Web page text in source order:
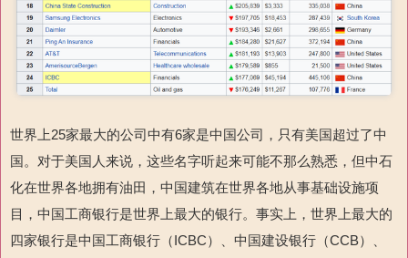
世界上25家最大的公司中有6家是中国公司，只有美国超过了中
国。对于美国人来说，这些名字听起来可能不那么熟悉，但中石
化在世界各地拥有油田，中国建筑在世界各地从事基础设施项
目，中国工商银行是世界上最大的银行。事实上，世界上最大的
四家银行是中国工商银行（ICBC）、中国建设银行（CCB）、